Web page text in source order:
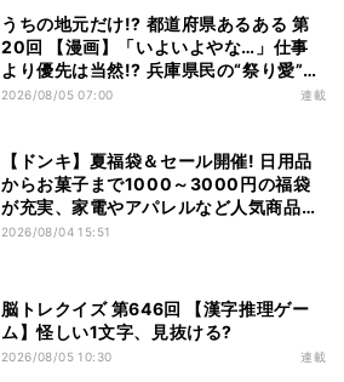
うちの地元だけ!? 都道府県あるある 第
20回 【漫画】「いよいよやな…」仕事
より優先は当然!? 兵庫県民の“祭り愛”が
熱すぎた
2026/08/05 07:00 連載
【ドンキ】夏福袋＆セール開催! 日用品
からお菓子まで1000～3000円の福袋
が充実、家電やアパレルなど人気商品も
特価
2026/08/04 15:51
脳トレクイズ 第646回 【漢字推理ゲー
ム】怪しい1文字、見抜ける?
2026/08/05 10:30 連載